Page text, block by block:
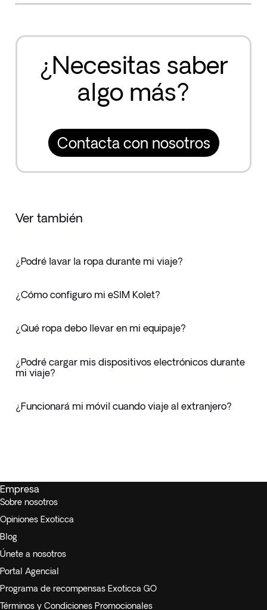
¿Necesitas saber
algo más?
Contacta con nosotros
Ver también
¿Podré lavar la ropa durante mi viaje?
¿Cómo configuro mi eSIM Kolet?
¿Qué ropa debo llevar en mi equipaje?
¿Podré cargar mis dispositivos electrónicos durante
mi viaje?
¿Funcionará mi móvil cuando viaje al extranjero?